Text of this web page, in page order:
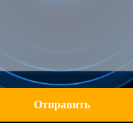
Отправить